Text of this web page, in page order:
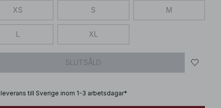
XS S M
L XL
SLUTSÅLD
leverans till Sverige inom 1-3 arbetsdagar*